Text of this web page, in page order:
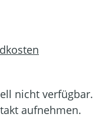
nicht verfügbar.
aufnehmen.